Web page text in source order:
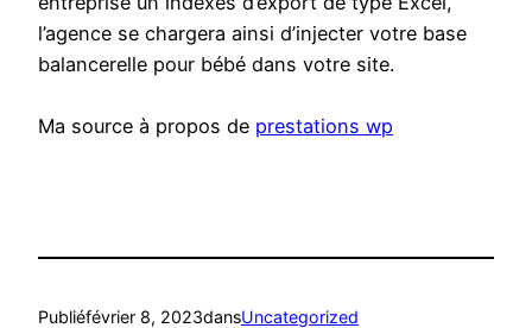
l’agence se chargera ainsi d’injecter votre base
balancerelle pour bébé dans votre site.
Ma source à propos de prestations wp
Publiéfévrier 8, 2023dansUncategorized